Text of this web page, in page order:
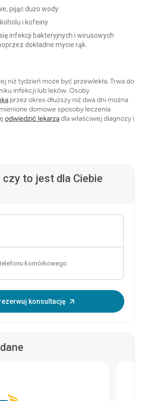
pijąc dużo wody.
i kofeiny
infekcji bakteryjnych i wirusowych
dokładne mycie rąk.
niż tydzień może być przewlekła. Trwa do
infekcji lub leków. Osoby
przez okres dłuższy niż dwa dni można
domowe sposoby leczenia
odwiedzić lekarzadla właściwej diagnozy i
czy to jest dla Ciebie
konsultację